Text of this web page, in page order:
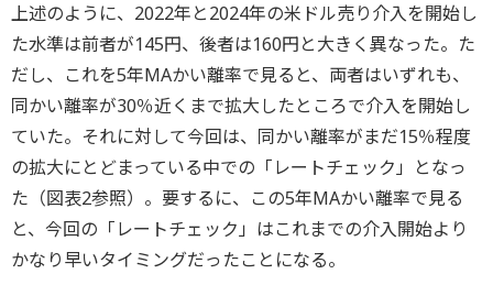
上述のように、2022年と2024年の米ドル売り介入を開始し
た水準は前者が145円、後者は160円と大きく異なった。た
だし、これを5年MAかい離率で見ると、両者はいずれも、
同かい離率が30％近くまで拡大したところで介入を開始し
ていた。それに対して今回は、同かい離率がまだ15％程度
の拡大にとどまっている中での「レートチェック」となっ
た（図表2参照）。要するに、この5年MAかい離率で見る
と、今回の「レートチェック」はこれまでの介入開始より
かなり早いタイミングだったことになる。